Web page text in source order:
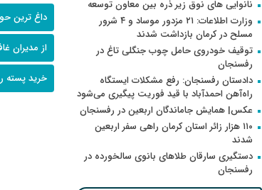
نانوایی های نوق زیر ذره بین معاون توسعه
وزارت اطلاعات: ۲۱ مزدور موساد و ۴ شرور
مسلح در کرمان بازداشت شدند
توقیف خودروی حامل چوب جنگلی تاغ در
رفسنجان
دادستان رفسنجان: رفع مشکلات ایستگاه
راه‌آهن احمدآباد با قید فوریت پیگیری می‌شود
عکس| همایش جاماندگان اربعین در رفسنجان
۱۱۰ هزار زائر استان کرمان راهی سفر اربعین
شدند
دستگیری سارقان طلاهای بانوی سالخورده در
رفسنجان
داغ ترین
از مدیران
خرید پسته